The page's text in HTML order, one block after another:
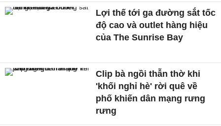
Lợi thế tới ga đường sắt tốc
độ cao và outlet hàng hiệu
của The Sunrise Bay
Clip bà ngồi thẫn thờ khi
'khối nghỉ hè' rời quê về
phố khiến dân mạng rưng
rưng